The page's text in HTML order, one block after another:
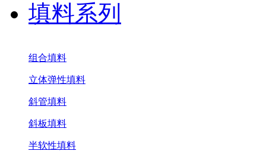
填料系列
组合填料
立体弹性填料
斜管填料
斜板填料
半软性填料